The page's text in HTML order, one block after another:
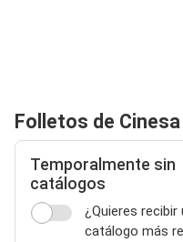
Folletos de Cinesa
Temporalmente sin
catálogos
¿Quieres
catálogo más